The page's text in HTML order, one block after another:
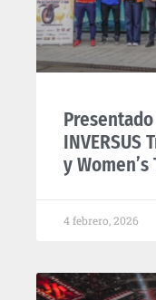
y Women’s
4 febrero, 2026